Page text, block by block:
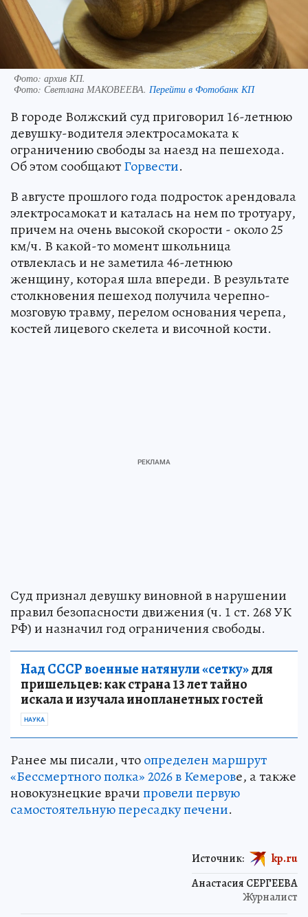
Фото: архив КП.
Фото: Светлана МАКОВЕЕВА. Перейти в Фотобанк КП
В городе Волжский суд приговорил 16-летнюю
девушку-водителя электросамоката к
ограничению свободы за наезд на пешехода.
Об этом сообщаютГорвести.
В августе прошлого года подросток арендовала
электросамокат и каталась на нем по тротуару,
причем на очень высокой скорости - около 25
км/ч. В какой-то момент школьница
отвлеклась и не заметила 46-летнюю
женщину, которая шла впереди. В результате
столкновения пешеход получила черепно-
мозговую травму, перелом основания черепа,
костей лицевого скелета и височной кости.
Суд признал девушку виновной в нарушении
правил безопасности движения (ч. 1 ст. 268 УК
РФ) и назначил год ограничения свободы.
Над СССР военные натянули «сетку»для
пришельцев: как страна 13 лет тайно
искала и изучала инопланетных гостей
НАУКА
Ранее мы писали, чтоопределен маршрут
«Бессмертного полка» 2026 в Кемерове, а также
новокузнецкие врачипровели первую
самостоятельную пересадку печени.
Анастасия СЕРГЕЕВА
Журналист
Источник: kp.ru